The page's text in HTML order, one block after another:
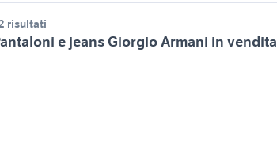
risultati
e jeans Giorgio Armani in vendita